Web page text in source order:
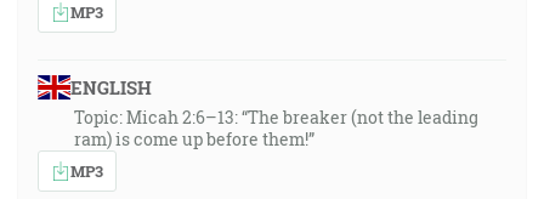
MP3
ENGLISH
Topic: Micah 2:6–13: “The breaker (not the leading
ram) is come up before them!”
MP3